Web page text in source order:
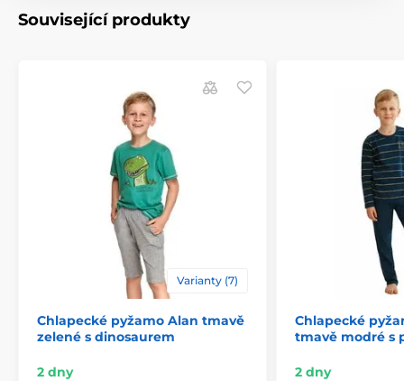
Související produkty
Varianty (7)
Chlapecké pyžamo Alan tmavě
zelené s dinosaurem
2 dny
Chlapecké
tmavě modré s
2 dny